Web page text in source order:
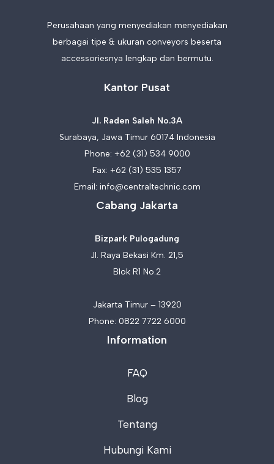
Perusahaan yang menyediakan menyediakan
berbagai tipe & ukuran conveyors beserta
accessoriesnya lengkap dan bermutu.
Kantor Pusat
Jl. Raden Saleh No.3A
Surabaya, Jawa Timur 60174 Indonesia
Phone: +62 (31) 534 9000
Fax: +62 (31) 535 1357
Email: info@centraltechnic.com
Cabang Jakarta
Bizpark Pulogadung
Jl. Raya Bekasi Km. 21,5
Blok R1 No.2
Jakarta Timur – 13920
Phone: 0822 7722 6000
Information
FAQ
Blog
Tentang
Hubungi Kami